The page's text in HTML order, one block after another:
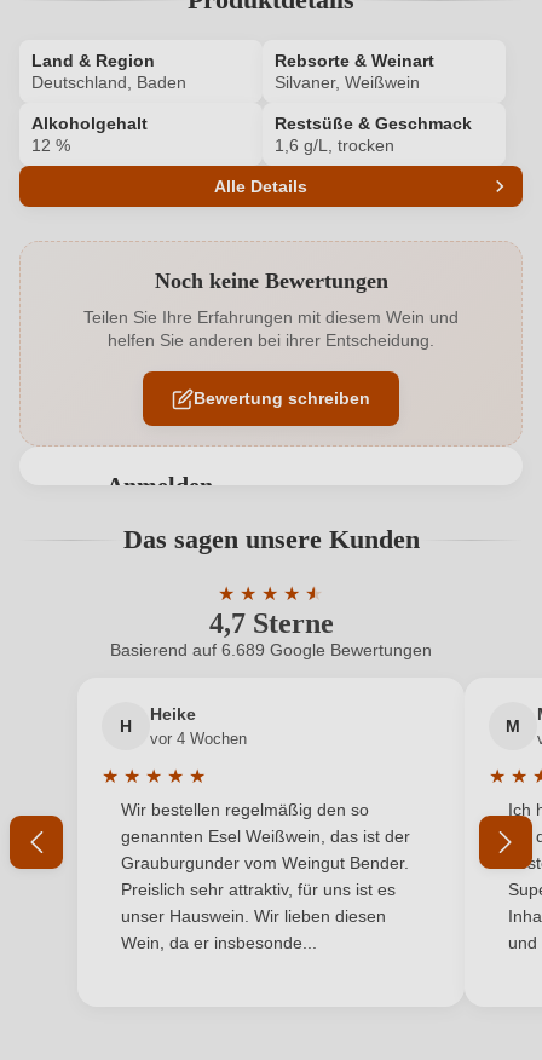
Land & Region
Deutschland, Baden
Rebsorte & Weinart
Silvaner, Weißwein
Alkoholgehalt
12 %
Restsüße & Geschmack
1,6 g/L, trocken
Alle Details
Alkoholgehalt in % 12 %
Allergene Enthält Sulfite
Ausbau Großes Holzfass
Weingut Stigler, Bachenstraße 29, 79241
Ihringen, Deutschland
Land Deutschland
Ort Ihringer Winklerberg VDP.ERSTE LAGE
Fisch, Pasta, Spargel
Noch keine Bewertungen
Teilen Sie Ihre Erfahrungen mit diesem Wein und
helfen Sie anderen bei ihrer Entscheidung.
Bewertung schreiben
Anmelden
Benutzern abgegeben werden. Bitte loggen Sie sich
Neuer Kunde? Neuer Kunde?
Ihre E-Mail-Adresse
Ihr Passwort
Ich habe mein Passwort vergessen
Das sagen unsere Kunden
4,7 Sterne
★ ★ ★ ★ ★
★
Durchschnittliche Bewertung von 4.7
Basierend auf 6.689 Google Bewertungen
H
Heike
vor 4 Wochen
★ ★ ★ ★ ★
Durchschnittliche Bewertung von 5 von 5 Sternen
Wir bestellen regelmäßig den so
genannten Esel Weißwein, das ist der
Grauburgunder vom Weingut Bender.
Preislich sehr attraktiv, für uns ist es
unser Hauswein. Wir lieben diesen
Wein, da er insbesonde...
M
★ ★
Ich
mit
und